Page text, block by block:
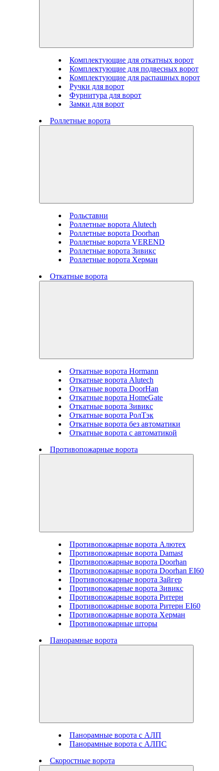
Комплектующие для откатных ворот
Комплектующие для подвесных ворот
Комплектующие для распашных ворот
Ручки для ворот
Фурнитура для ворот
Замки для ворот
Роллетные ворота
Рольставни
Роллетные ворота Alutech
Роллетные ворота Doorhan
Роллетные ворота VEREND
Роллетные ворота Зивикс
Роллетные ворота Херман
Откатные ворота
Откатные ворота Hormann
Откатные ворота Alutech
Откатные ворота DoorHan
Откатные ворота HomeGate
Откатные ворота Зивикс
Откатные ворота РолТэк
Откатные ворота без автоматики
Откатные ворота с автоматикой
Противопожарные ворота
Противопожарные ворота Алютех
Противопожарные ворота Damast
Противопожарные ворота Doorhan
Противопожарные ворота Doorhan EI60
Противопожарные ворота Зайгер
Противопожарные ворота Зивикс
Противопожарные ворота Ритерн
Противопожарные ворота Ритерн EI60
Противопожарные ворота Херман
Противопожарные шторы
Панорамные ворота
Панорамные ворота с АЛП
Панорамные ворота с АЛПС
Скоростные ворота